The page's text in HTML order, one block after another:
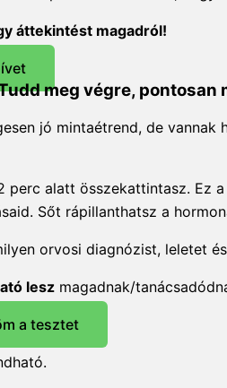
áttekintést magadról!
meg végre,
jó mintaétrend, de
perc alatt összekattintasz. Ez
Sőt rápillanthatsz a
orvosi diagnózist, leletet
lesz magadnak/
a tesztet